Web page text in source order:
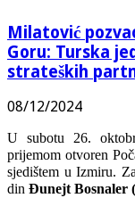
Milatović
Goru: Turska
strateških
08/12/2024
U subotu 26.
prijemom otvoren
sjedištem u Izmiru.
din Đunejt Bosnaler